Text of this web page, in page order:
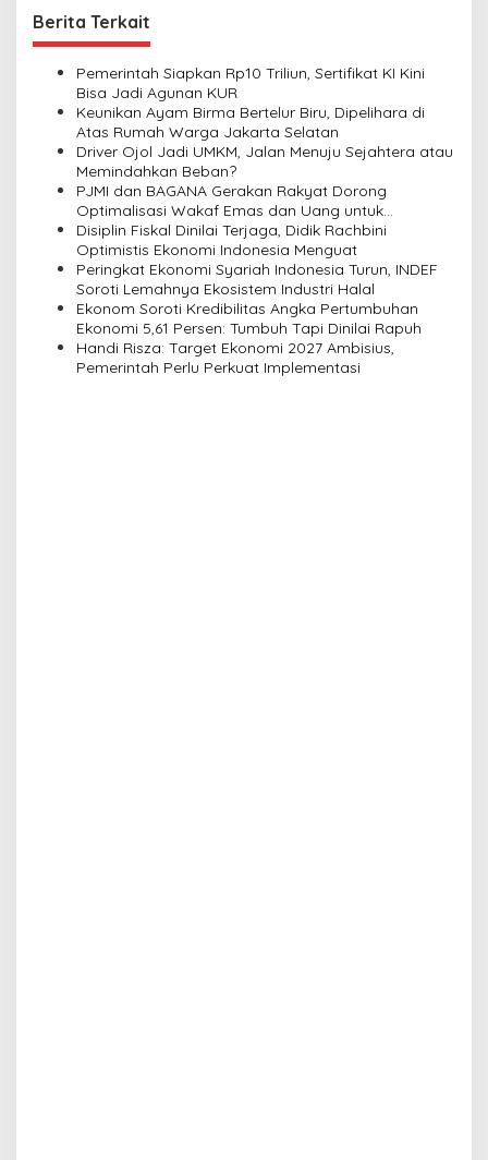
n
a
Berita Terkait
Pemerintah Siapkan Rp10 Triliun, Sertifikat KI Kini
Bisa Jadi Agunan KUR
Keunikan Ayam Birma Bertelur Biru, Dipelihara di
Atas Rumah Warga Jakarta Selatan
Driver Ojol Jadi UMKM, Jalan Menuju Sejahtera atau
Memindahkan Beban?
PJMI dan BAGANA Gerakan Rakyat Dorong
Optimalisasi Wakaf Emas dan Uang untuk
Pemberdayaan Umat
Disiplin Fiskal Dinilai Terjaga, Didik Rachbini
Optimistis Ekonomi Indonesia Menguat
Peringkat Ekonomi Syariah Indonesia Turun, INDEF
Soroti Lemahnya Ekosistem Industri Halal
Ekonom Soroti Kredibilitas Angka Pertumbuhan
Ekonomi 5,61 Persen: Tumbuh Tapi Dinilai Rapuh
Handi Risza: Target Ekonomi 2027 Ambisius,
Pemerintah Perlu Perkuat Implementasi